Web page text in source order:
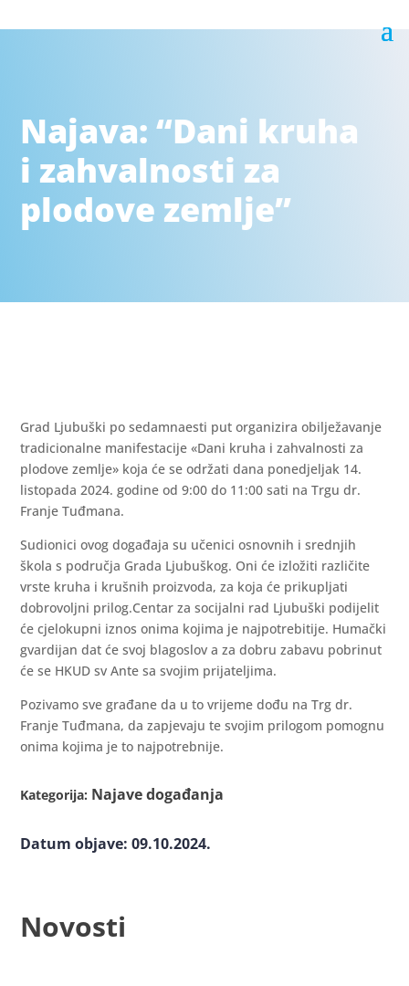
Najava: “Dani kruha
i zahvalnosti za
plodove zemlje”
Grad Ljubuški po sedamnaesti put organizira obilježavanje
tradicionalne manifestacije «Dani kruha i zahvalnosti za
plodove zemlje» koja će se održati dana ponedjeljak 14.
listopada 2024. godine od 9:00 do 11:00 sati na Trgu dr.
Franje Tuđmana.
Sudionici ovog događaja su učenici osnovnih i srednjih
škola s područja Grada Ljubuškog. Oni će izložiti različite
vrste kruha i krušnih proizvoda, za koja će prikupljati
dobrovoljni prilog.Centar za socijalni rad Ljubuški podijelit
će cjelokupni iznos onima kojima je najpotrebitije. Humački
gvardijan dat će svoj blagoslov a za dobru zabavu pobrinut
će se HKUD sv Ante sa svojim prijateljima.
Pozivamo sve građane da u to vrijeme dođu na Trg dr.
Franje Tuđmana, da zapjevaju te svojim prilogom pomognu
onima kojima je to najpotrebnije.
Kategorija: Najave događanja
Datum objave: 09.10.2024.
Novosti